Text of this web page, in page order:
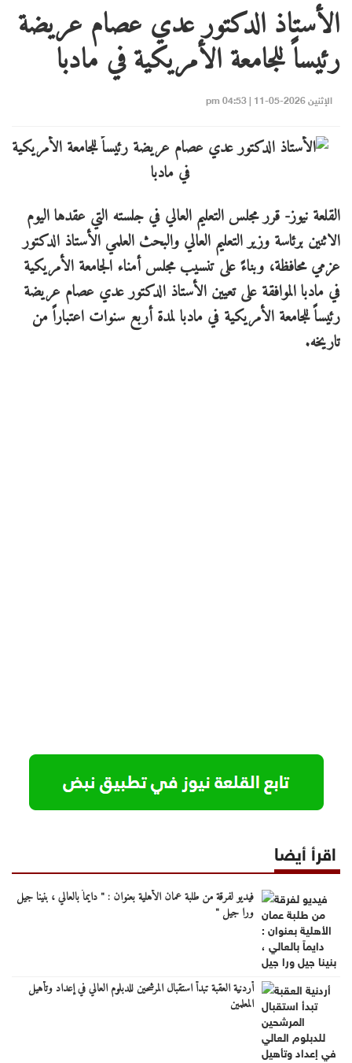
الأستاذ الدكتور عدي عصام عريضة
رئيساً للجامعة الأمريكية في مادبا
الإثنين 2026-05-11 | 04:53 pm
القلعة نيوز- قرر مجلس التعليم العالي في جلسته التي عقدها اليوم
الاثنين برئاسة وزير التعليم العالي والبحث العلمي الأستاذ الدكتور
عزمي محافظة، وبناءً على تنسيب مجلس أمناء الجامعة الأمريكية
في مادبا الموافقة على تعيين الأستاذ الدكتور عدي عصام عريضة
رئيساً للجامعة الأمريكية في مادبا لمدة أربع سنوات اعتباراً من
تاريخه.
اقرأ أيضا
فيديو لفرقة من طلبة عمان الأهلية بعنوان : " دايماً بالعالي ، بنينا جيل
ورا جيل "
أردنية العقبة تبدأ استقبال المرشحين للدبلوم العالي في إعداد وتأهيل
المعلمين